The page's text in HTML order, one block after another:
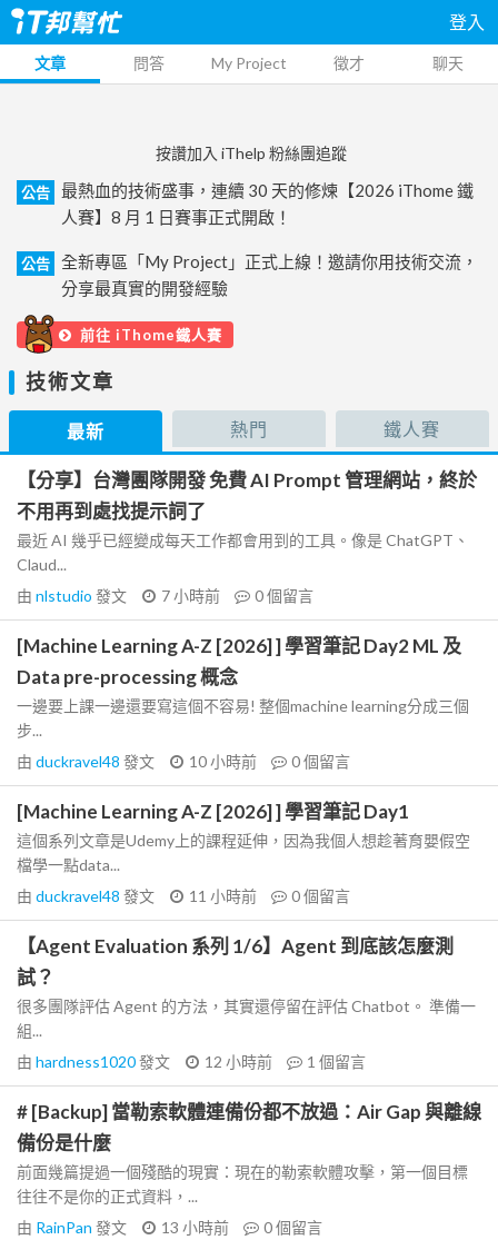
登入
文章 問答 My Project 徵才 聊天
按讚加入 iThelp 粉絲團追蹤
公告
最熱血的技術盛事，連續 30 天的修煉【2026 iThome 鐵
人賽】8 月 1 日賽事正式開啟！
公告
全新專區「My Project」正式上線！邀請你用技術交流，
分享最真實的開發經驗
前往 iThome鐵人賽
技術文章
最新 熱門 鐵人賽
【分享】台灣團隊開發 免費 AI Prompt 管理網站，終於
不用再到處找提示詞了
最近 AI 幾乎已經變成每天工作都會用到的工具。像是 ChatGPT、
Claud...
由 nlstudio 發文 7 小時前 0個留言
[Machine Learning A-Z [2026] ] 學習筆記 Day2 ML 及
Data pre-processing 概念
一邊要上課一邊還要寫這個不容易! 整個machine learning分成三個
步...
由 duckravel48 發文 10 小時前 0個留言
[Machine Learning A-Z [2026] ] 學習筆記 Day1
這個系列文章是Udemy上的課程延伸，因為我個人想趁著育嬰假空
檔學一點data...
由 duckravel48 發文 11 小時前 0個留言
【Agent Evaluation 系列 1/6】Agent 到底該怎麼測
試？
很多團隊評估 Agent 的方法，其實還停留在評估 Chatbot。 準備一
組...
由 hardness1020發文 12 小時前 1 個留言
# [Backup] 當勒索軟體連備份都不放過：Air Gap 與離線
備份是什麼
前面幾篇提過一個殘酷的現實：現在的勒索軟體攻擊，第一個目標
往往不是你的正式資料，...
由 RainPan 發文 13 小時前 0個留言